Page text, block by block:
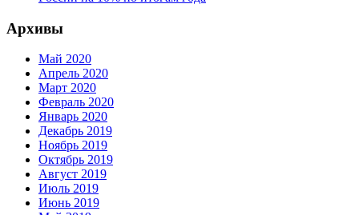
Архивы
Май 2020
Апрель 2020
Март 2020
Февраль 2020
Январь 2020
Декабрь 2019
Ноябрь 2019
Октябрь 2019
Август 2019
Июль 2019
Июнь 2019